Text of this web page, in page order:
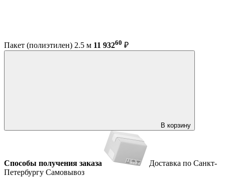
Пакет (полиэтилен) 2.5 м 11 93260 ₽
В корзину
Способы получения заказа
Доставка по Санкт-
Петербургу Самовывоз